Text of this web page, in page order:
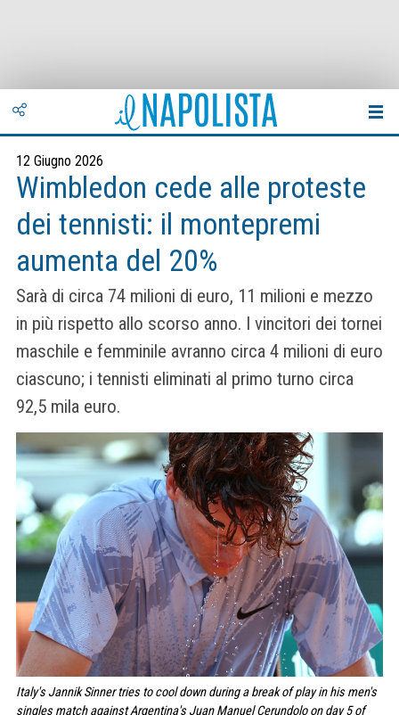
12 Giugno 2026
Wimbledon cede alle proteste
dei tennisti: il montepremi
aumenta del 20%
Sarà di circa 74 milioni di euro, 11 milioni e mezzo
in più rispetto allo scorso anno. I vincitori dei tornei
maschile e femminile avranno circa 4 milioni di euro
ciascuno; i tennisti eliminati al primo turno circa
92,5 mila euro.
Italy's Jannik Sinner tries to cool down during a break of play in his men's
singles match against Argentina's Juan Manuel Cerundolo on day 5 of